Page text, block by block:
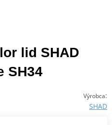
lid SHAD
SH34
Výrobca:
SHAD